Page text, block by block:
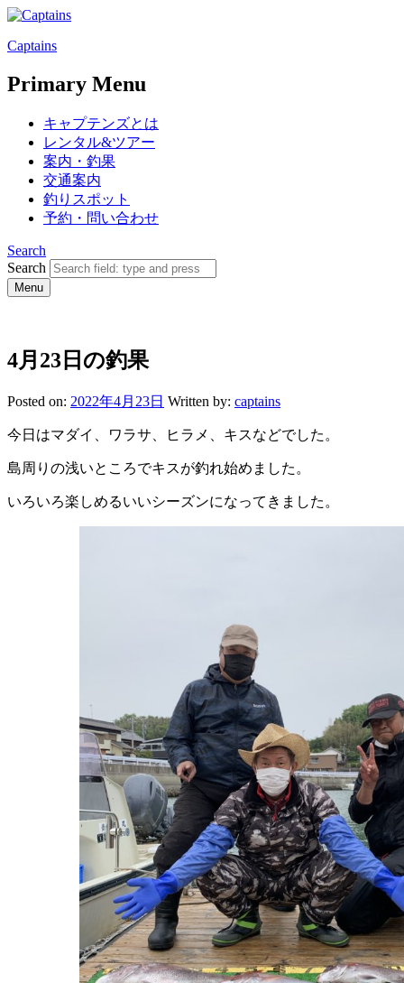
Captains
Primary Menu
キャプテンズとは
レンタル&ツアー
案内・釣果
交通案内
釣りスポット
予約・問い合わせ
Search
Search
Menu
4月23日の釣果
Posted on: 2022年4月23日 Written by: captains
今日はマダイ、ワラサ、ヒラメ、キスなどでした。
島周りの浅いところでキスが釣れ始めました。
いろいろ楽しめるいいシーズンになってきました。